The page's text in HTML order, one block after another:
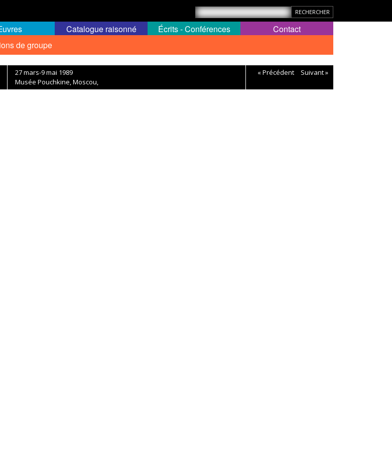
de groupe
Catalogue raisonné Écrits - Conférences Contact
27 mars-9 mai 1989
Musée Pouchkine, Moscou,
« Précédent Suivant »